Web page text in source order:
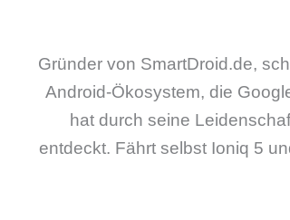
Gründer von SmartDroid.de,
Android-Ökosystem, die
hat durch seine
entdeckt. Fährt selbst Ioniq 5